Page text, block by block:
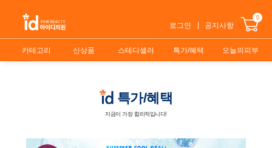
로그인 공지사항
카테고리 신상품 스테디셀러 특가/혜택 오늘의피부
0
특가/혜택
지금이 가장 합리적입니다!